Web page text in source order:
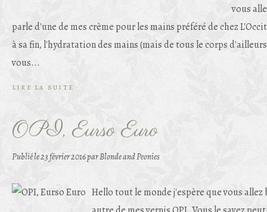
vous
parle d'une de mes crème pour les mains préféré de chez
à sa fin, l'hydratation des mains (mais de tous le corps
vous...
LIRE LA SUITE
OPI, Eurso Euro
Publié le23 février 2016par Blonde and Peonies
Hello tout le monde j'espère que vous allez